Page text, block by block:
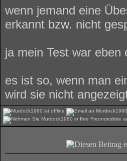
wenn jemand eine
erkannt bzw. nicht
ja mein Test war eben
es ist so, wenn man
wird sie nicht